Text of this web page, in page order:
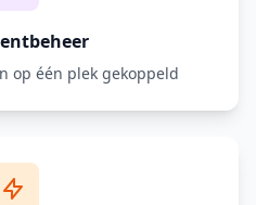
op één plek gekoppeld